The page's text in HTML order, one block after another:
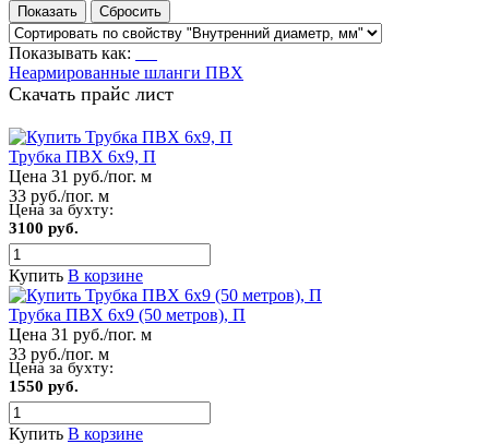
Показывать как:
Неармированные шланги ПВХ
Скачать прайс лист
Трубка ПВХ 6х9, П
Цена 31 руб./пог. м
33 руб./пог. м
Цена за бухту:
3100 руб.
Купить В корзине
Трубка ПВХ 6х9 (50 метров), П
Цена 31 руб./пог. м
33 руб./пог. м
Цена за бухту:
1550 руб.
Купить В корзине